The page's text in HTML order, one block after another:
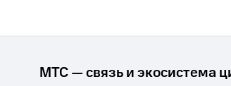
МТС — связь и экосистема